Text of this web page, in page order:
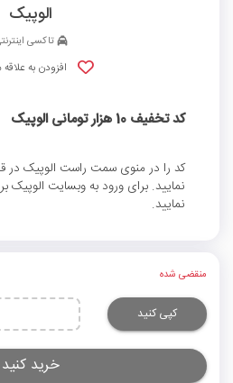
الوپیک
تاکسی
افزودن به
کد تخفیف 10 هزار تومانی الوپیک
کد را در منوی سمت راست الوپیک
نمایید. برای ورود به وبسایت الوپیک
نمایید.
منقضی شده
کپی کنید
خرید کنید